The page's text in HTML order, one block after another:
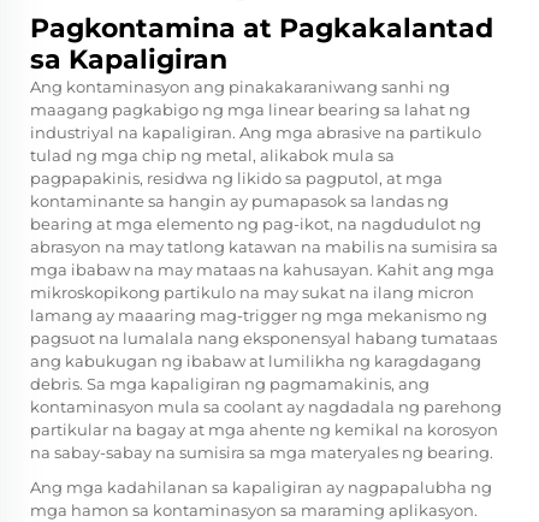
Pagkontamina at Pagkakalantad
sa Kapaligiran
Ang kontaminasyon ang pinakakaraniwang sanhi ng
maagang pagkabigo ng mga linear bearing sa lahat ng
industriyal na kapaligiran. Ang mga abrasive na partikulo
tulad ng mga chip ng metal, alikabok mula sa
pagpapakinis, residwa ng likido sa pagputol, at mga
kontaminante sa hangin ay pumapasok sa landas ng
bearing at mga elemento ng pag-ikot, na nagdudulot ng
abrasyon na may tatlong katawan na mabilis na sumisira sa
mga ibabaw na may mataas na kahusayan. Kahit ang mga
mikroskopikong partikulo na may sukat na ilang micron
lamang ay maaaring mag-trigger ng mga mekanismo ng
pagsuot na lumalala nang eksponensyal habang tumataas
ang kabukugan ng ibabaw at lumilikha ng karagdagang
debris. Sa mga kapaligiran ng pagmamakinis, ang
kontaminasyon mula sa coolant ay nagdadala ng parehong
partikular na bagay at mga ahente ng kemikal na korosyon
na sabay-sabay na sumisira sa mga materyales ng bearing.
Ang mga kadahilanan sa kapaligiran ay nagpapalubha ng
mga hamon sa kontaminasyon sa maraming aplikasyon.